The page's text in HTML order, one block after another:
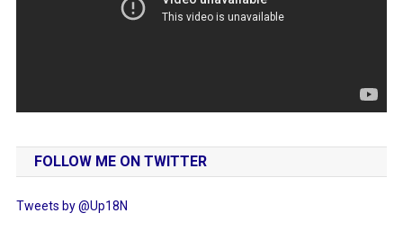
FOLLOW ME ON TWITTER
Tweets by @Up18N